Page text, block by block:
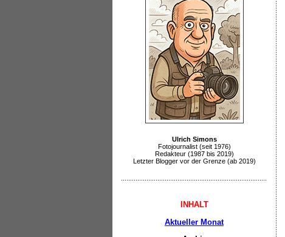
Ulrich Simons
Fotojournalist (seit 1976)
Redakteur (1987 bis 2019)
Letzter Blogger vor der Grenze (ab 2019)
INHALT
Aktueller Monat